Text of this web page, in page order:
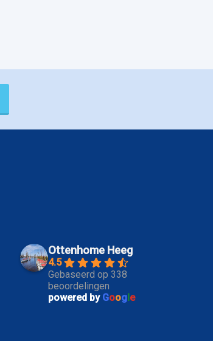
Ottenhome Heeg
4.5
Gebaseerd op 338
beoordelingen
powered by Google